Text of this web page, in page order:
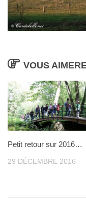
VOUS
Petit retour sur 2016…
29 DÉCEMBRE 2016